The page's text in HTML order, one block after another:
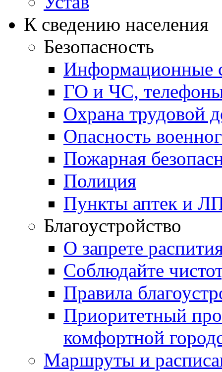
К сведению населения
Безопасность
Информационные
ГО и ЧС,
Охрана трудовой
Опасность
Пожарная
Полиция
Пункты аптек и
Благоустройство
О запрете
Соблюдайте
Правила
Приоритетный
комфортной
Маршруты и